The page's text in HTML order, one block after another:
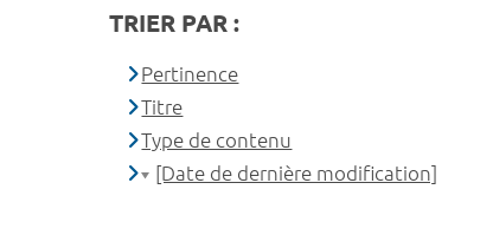
TRIER PAR :
Pertinence
Titre
Type de contenu
[Date de dernière modification]